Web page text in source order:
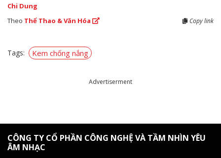
Chi Dung
Theo Thể Thao & Văn Hóa Copy link
Tags: Kem chống nắng
Advertiserment
CÔNG TY CỔ PHẦN CÔNG NGHỆ VÀ TẦM NHÌN YÊU
ÂM NHẠC